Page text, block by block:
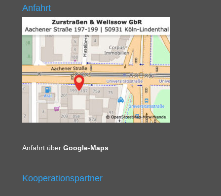
Anfahrt
Anfahrt über Google-Maps
Kooperationspartner